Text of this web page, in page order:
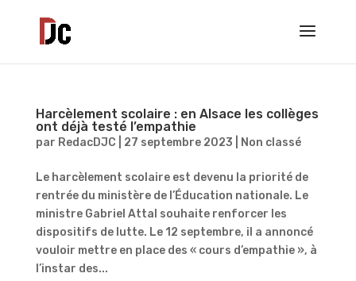
Harcèlement scolaire : en Alsace les collèges
ont déjà testé l’empathie
par RedacDJC 27 septembre 2023 Non classé
Le harcèlement scolaire est devenu la priorité de
rentrée du ministère de l’Éducation nationale. Le
ministre Gabriel Attal souhaite renforcer les
dispositifs de lutte. Le 12 septembre, il a annoncé
vouloir mettre en place des « cours d’empathie », à
l’instar des...